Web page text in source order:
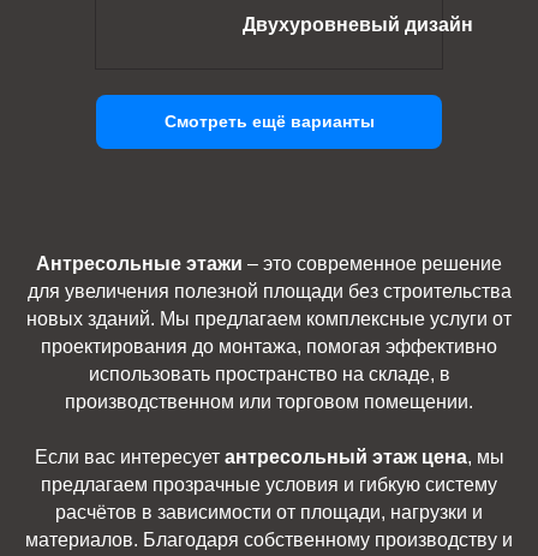
Двухуровневый дизайн
Смотреть ещё варианты
Антресольные этажи – это современное решение
для увеличения полезной площади без строительства
новых зданий. Мы предлагаем комплексные услуги от
проектирования до монтажа, помогая эффективно
использовать пространство на складе, в
производственном или торговом помещении.
Если вас интересует антресольный этаж цена, мы
предлагаем прозрачные условия и гибкую систему
расчётов в зависимости от площади, нагрузки и
материалов. Благодаря собственному производству и